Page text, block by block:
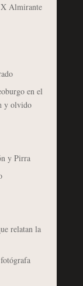
X Almirante
en el
y olvido
y Pirra
relatan la